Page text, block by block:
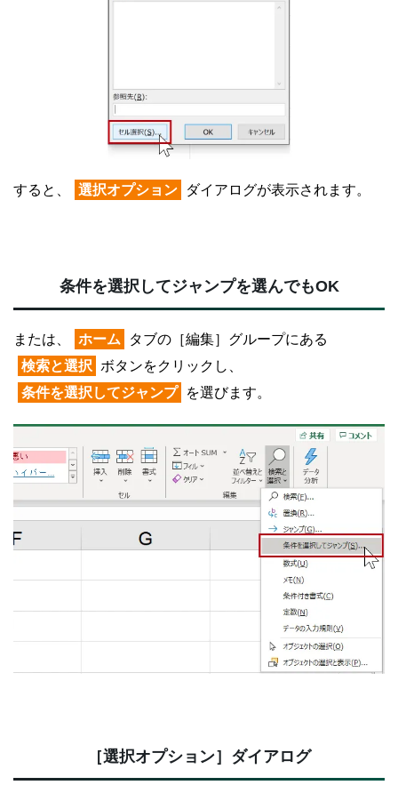
すると、 選択オプション ダイアログが表示されます。
条件を選択してジャンプを選んでもOK
または、 ホーム
タブの［編集］グループにある
検索と選択
ボタンをクリックし、
条件を選択してジャンプ
を選びます。
［選択オプション］ダイアログ